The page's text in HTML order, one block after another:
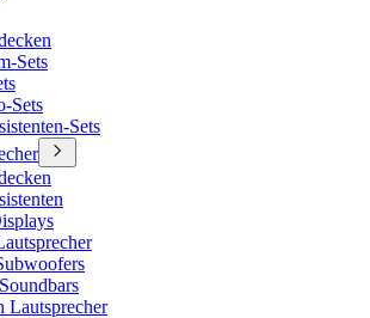
Sets
Sets
Sets
Lautsprecher